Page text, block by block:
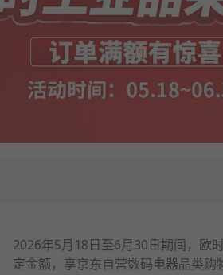
2026年5月18日至6月30日期间，欧
定金额，享京东自营数码电器品类购